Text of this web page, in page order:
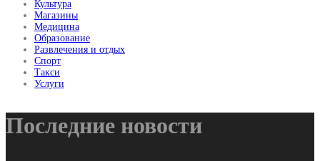
Культура
Магазины
Медицина
Образование
Развлечения и отдых
Спорт
Такси
Услуги
Последние новости